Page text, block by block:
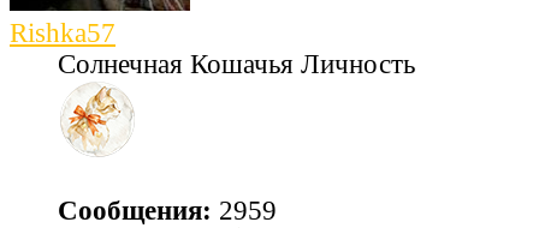
Rishka57
Солнечная Кошачья Личность
Сообщения: 2959